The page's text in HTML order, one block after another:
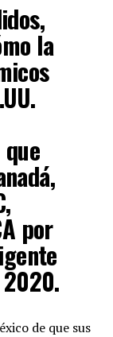
la
por
de que sus